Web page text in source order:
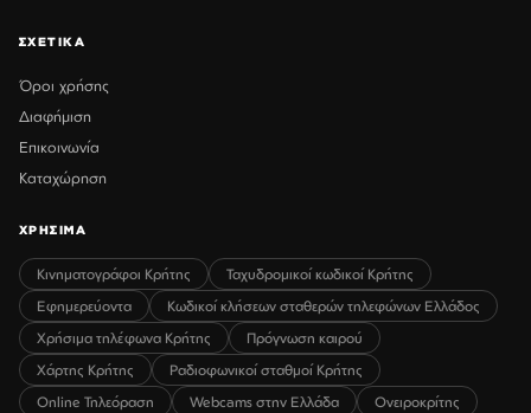
ΣΧΕΤΙΚΑ
Όροι χρήσης
Διαφήμιση
Επικοινωνία
Καταχώρηση
ΧΡΗΣΙΜΑ
Κινηματογράφοι Κρήτης
Ταχυδρομικοί κωδικοί Κρήτης
Εφημερεύοντα
Κωδικοί κλήσεων σταθερών τηλεφώνων Ελλάδος
Χρήσιμα τηλέφωνα Κρήτης
Πρόγνωση καιρού
Χάρτης Κρήτης
Ραδιοφωνικοί σταθμοί Κρήτης
Online Τηλεόραση
Webcams στην Ελλάδα
Ονειροκρίτης